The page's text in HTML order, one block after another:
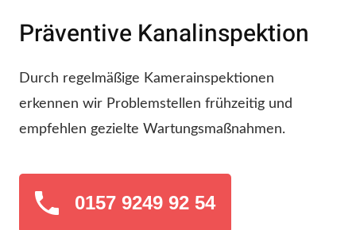
Präventive Kanalinspektion
Durch regelmäßige Kamerainspektionen
erkennen wir Problemstellen frühzeitig und
empfehlen gezielte Wartungsmaßnahmen.
0157 9249 92 54